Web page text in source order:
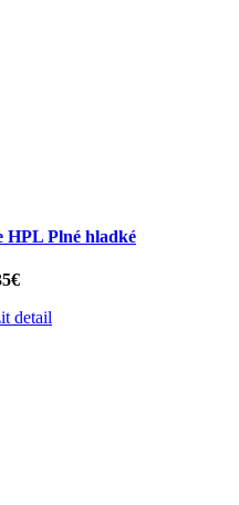
HPL Plné hladké
detail